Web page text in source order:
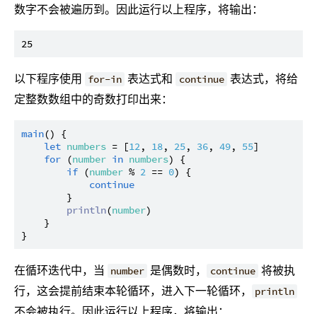
数字不会被遍历到。因此运行以上程序，将输出：
以下程序使用 for-in 表达式和 continue 表达式，将给
定整数数组中的奇数打印出来：
main() {
let numbers = [12, 18, 25, 36, 49, 55]
for (number in numbers) {
if (number % 2 == 0) {
continue
        }
println(number)
    }
在循环迭代中，当 number 是偶数时， continue 将被执
行，这会提前结束本轮循环，进入下一轮循环，
println